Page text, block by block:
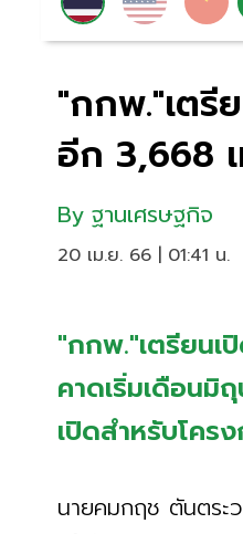
"กกพ."เตรี
อีก 3,668
By ฐานเศรษฐกิจ
20 เม.ย. 66 | 01:41 น.
"กกพ."เตรียนเ
คาดเริ่มเดือนมิ
เปิดสำหรับโคร
นายคมกฤช ตันตระ